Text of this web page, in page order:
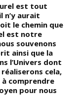
est tout
n’y aurait
le chemin que
est notre
souvenons
ainsi que la
l’Univers dont
cela,
comprendre
pour nous